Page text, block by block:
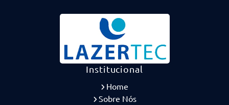
Institucional
Home
Sobre Nós